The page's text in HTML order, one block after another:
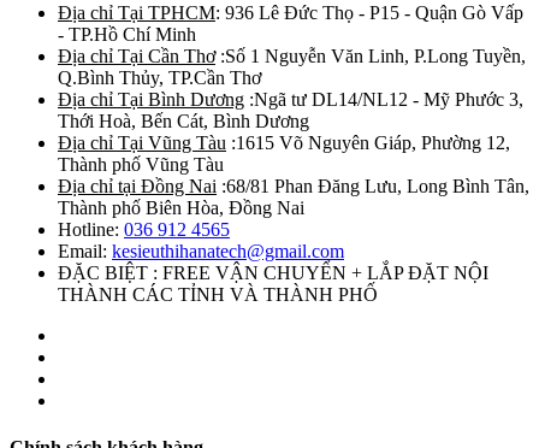
Địa chỉ Tại TPHCM: 936 Lê Đức Thọ - P15 - Quận Gò Vấp
- TP.Hồ Chí Minh
Địa chỉ Tại Cần Thơ:Số 1 Nguyễn Văn Linh, P.Long Tuyền,
Q.Bình Thủy, TP.Cần Thơ
Địa chỉ Tại Bình Dương :Ngã tư DL14/NL12 - Mỹ Phước 3,
Thới Hoà, Bến Cát, Bình Dương
Địa chỉ Tại Vũng Tàu :1615 Võ Nguyên Giáp, Phường 12,
Thành phố Vũng Tàu
Địa chỉ tại Đồng Nai :68/81 Phan Đăng Lưu, Long Bình Tân,
Thành phố Biên Hòa, Đồng Nai
Hotline: 036 912 4565
Email: kesieuthihanatech@gmail.com
ĐẶC BIỆT : FREE VẬN CHUYỂN + LẮP ĐẶT NỘI
THÀNH CÁC TỈNH VÀ THÀNH PHỐ